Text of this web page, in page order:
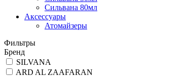
Сильвана 80мл
Аксессуары
Атомайзеры
Фильтры
Бренд
SILVANA
ARD AL ZAAFARAN